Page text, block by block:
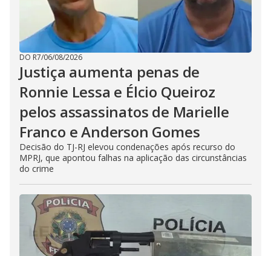
DO R7/06/08/2026
Justiça aumenta penas de
Ronnie Lessa e Élcio Queiroz
pelos assassinatos de Marielle
Franco e Anderson Gomes
Decisão do TJ-RJ elevou condenações após recurso do
MPRJ, que apontou falhas na aplicação das circunstâncias
do crime